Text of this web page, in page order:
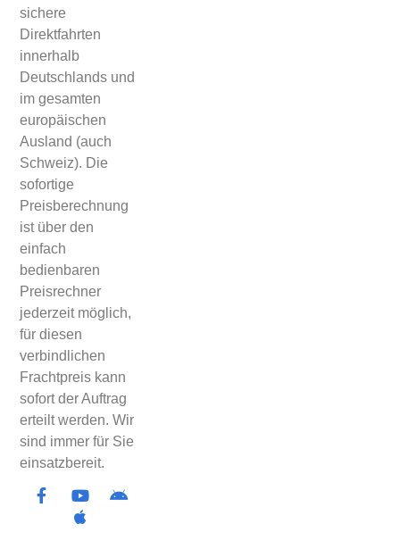
sichere
Direktfahrten
innerhalb
Deutschlands und
im gesamten
europäischen
Ausland (auch
Schweiz). Die
sofortige
Preisberechnung
ist über den
einfach
bedienbaren
Preisrechner
jederzeit möglich,
für diesen
verbindlichen
Frachtpreis kann
sofort der Auftrag
erteilt werden. Wir
sind immer für Sie
einsatzbereit.